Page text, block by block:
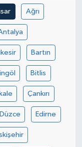
Ağrı
Bartın
Bitlis
Çankırı
Düzce Edirne